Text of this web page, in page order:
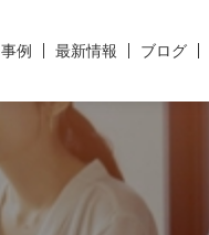
例 最新情報 ブログ